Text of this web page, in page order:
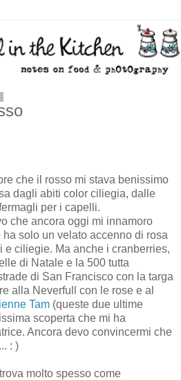
che il rosso mi stava benissimo
dagli abiti color ciliegia, dalle
per i capelli.
che ancora oggi mi innamoro
ha solo un velato accenno di rosa
e ciliegie. Ma anche i cranberries,
di Natale e la 500 tutta
di San Francisco con la targa
alla Neverfull con le rose e al
Tam (queste due ultime
scoperta che mi ha
Ancora devo convincermi che
: )
molto spesso come